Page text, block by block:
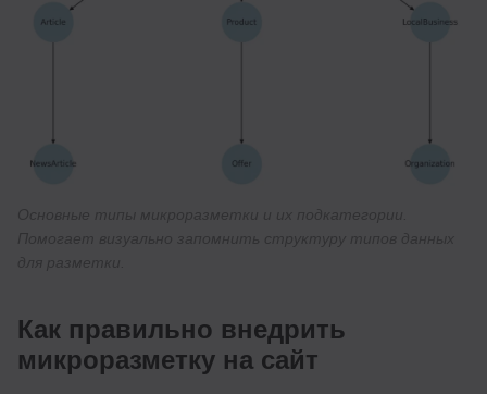
Как правильно внедрить
микроразметку на сайт